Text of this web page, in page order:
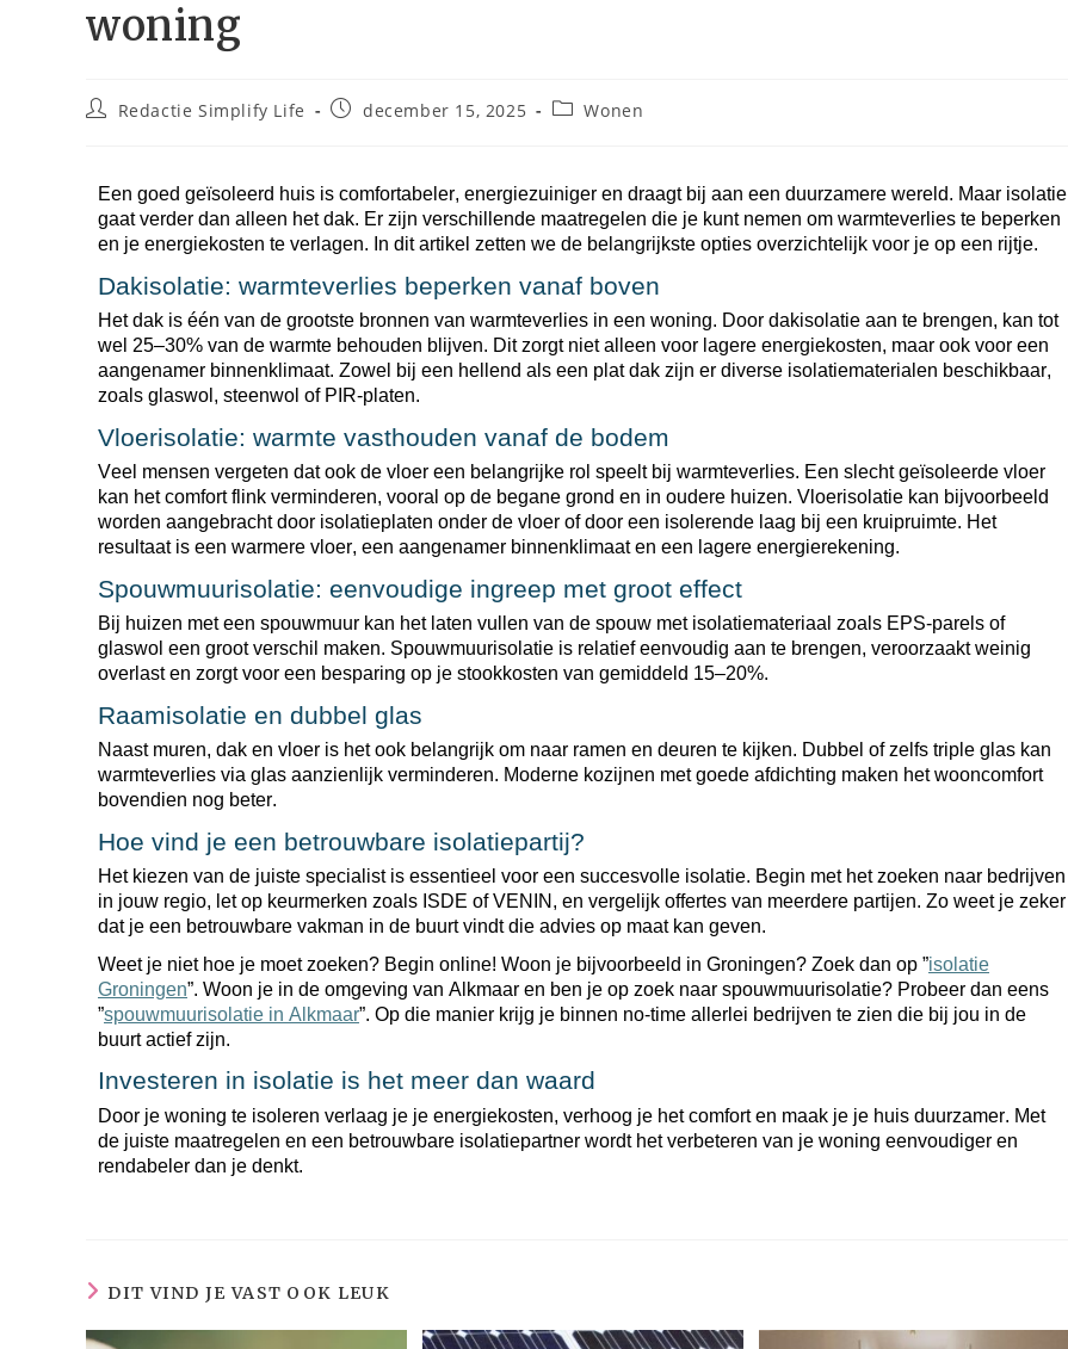
woning
Redactie Simplify Life december 15, 2025 Wonen
Een goed geïsoleerd huis is comfortabeler, energiezuiniger en draagt bij aan een duurzamere wereld. Maar isolatie
gaat verder dan alleen het dak. Er zijn verschillende maatregelen die je kunt nemen om warmteverlies te beperken
en je energiekosten te verlagen. In dit artikel zetten we de belangrijkste opties overzichtelijk voor je op een rijtje.
Dakisolatie: warmteverlies beperken vanaf boven
Het dak is één van de grootste bronnen van warmteverlies in een woning. Door dakisolatie aan te brengen, kan tot
wel 25–30% van de warmte behouden blijven. Dit zorgt niet alleen voor lagere energiekosten, maar ook voor een
aangenamer binnenklimaat. Zowel bij een hellend als een plat dak zijn er diverse isolatiematerialen beschikbaar,
zoals glaswol, steenwol of PIR-platen.
Vloerisolatie: warmte vasthouden vanaf de bodem
Veel mensen vergeten dat ook de vloer een belangrijke rol speelt bij warmteverlies. Een slecht geïsoleerde vloer
kan het comfort flink verminderen, vooral op de begane grond en in oudere huizen. Vloerisolatie kan bijvoorbeeld
worden aangebracht door isolatieplaten onder de vloer of door een isolerende laag bij een kruipruimte. Het
resultaat is een warmere vloer, een aangenamer binnenklimaat en een lagere energierekening.
Spouwmuurisolatie: eenvoudige ingreep met groot effect
Bij huizen met een spouwmuur kan het laten vullen van de spouw met isolatiemateriaal zoals EPS-parels of
glaswol een groot verschil maken. Spouwmuurisolatie is relatief eenvoudig aan te brengen, veroorzaakt weinig
overlast en zorgt voor een besparing op je stookkosten van gemiddeld 15–20%.
Raamisolatie en dubbel glas
Naast muren, dak en vloer is het ook belangrijk om naar ramen en deuren te kijken. Dubbel of zelfs triple glas kan
warmteverlies via glas aanzienlijk verminderen. Moderne kozijnen met goede afdichting maken het wooncomfort
bovendien nog beter.
Hoe vind je een betrouwbare isolatiepartij?
Het kiezen van de juiste specialist is essentieel voor een succesvolle isolatie. Begin met het zoeken naar bedrijven
in jouw regio, let op keurmerken zoals ISDE of VENIN, en vergelijk offertes van meerdere partijen. Zo weet je zeker
dat je een betrouwbare vakman in de buurt vindt die advies op maat kan geven.
Weet je niet hoe je moet zoeken? Begin online! Woon je bijvoorbeeld in Groningen? Zoek dan op ”isolatie
Groningen”. Woon je in de omgeving van Alkmaar en ben je op zoek naar spouwmuurisolatie? Probeer dan eens
”spouwmuurisolatie in Alkmaar”. Op die manier krijg je binnen no-time allerlei bedrijven te zien die bij jou in de
buurt actief zijn.
Investeren in isolatie is het meer dan waard
Door je woning te isoleren verlaag je je energiekosten, verhoog je het comfort en maak je je huis duurzamer. Met
de juiste maatregelen en een betrouwbare isolatiepartner wordt het verbeteren van je woning eenvoudiger en
rendabeler dan je denkt.
DIT VIND JE VAST OOK LEUK